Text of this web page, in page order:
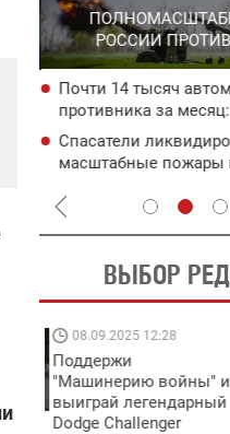
РОССИИ
Почти 14 тысяч
противника за
итоги июля
Спасатели
масштабные пожары
атаке со стороны рф
ВЫБОР
08.09.2025 12:28
Поддержи
"Машинерию войны" и
выиграй легендарный
Dodge Challenger